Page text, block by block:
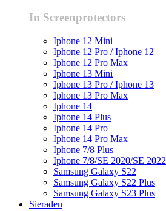
In Screenprotectors
Iphone 12 Mini
Iphone 12 Pro / Iphone 12
Iphone 12 Pro Max
Iphone 13 Mini
Iphone 13 Pro / Iphone 13
Iphone 13 Pro Max
Iphone 14
Iphone 14 Plus
Iphone 14 Pro
Iphone 14 Pro Max
Iphone 7/8 Plus
Iphone 7/8/SE 2020/SE 2022
Samsung Galaxy S22
Samsung Galaxy S22 Plus
Samsung Galaxy S23 Plus
Sieraden